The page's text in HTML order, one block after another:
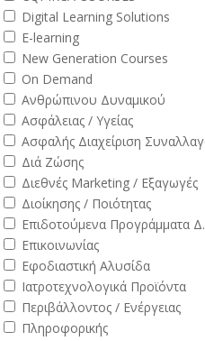
Digital Learning Solutions
E-learning
New Generation Courses
On Demand
Ανθρώπινου Δυναμικού
Ασφάλειας / Υγείας
Ασφαλής Διαχείριση
Διά Ζώσης
Διεθνές Marketing / Εξαγωγές
Διοίκησης / Ποιότητας
Επιδοτούμενα Προγράμματα
Επικοινωνίας
Εφοδιαστική Αλυσίδα
Ιατροτεχνολογικά Προϊόντα
Περιβάλλοντος / Ενέργειας
Πληροφορικής